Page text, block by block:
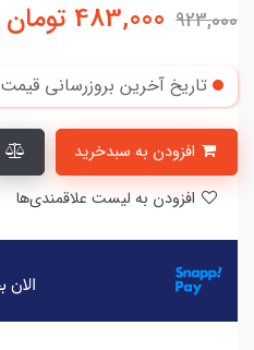
923,000
483,000 تومان
تاریخ آخرین بروزرسانی قیمت